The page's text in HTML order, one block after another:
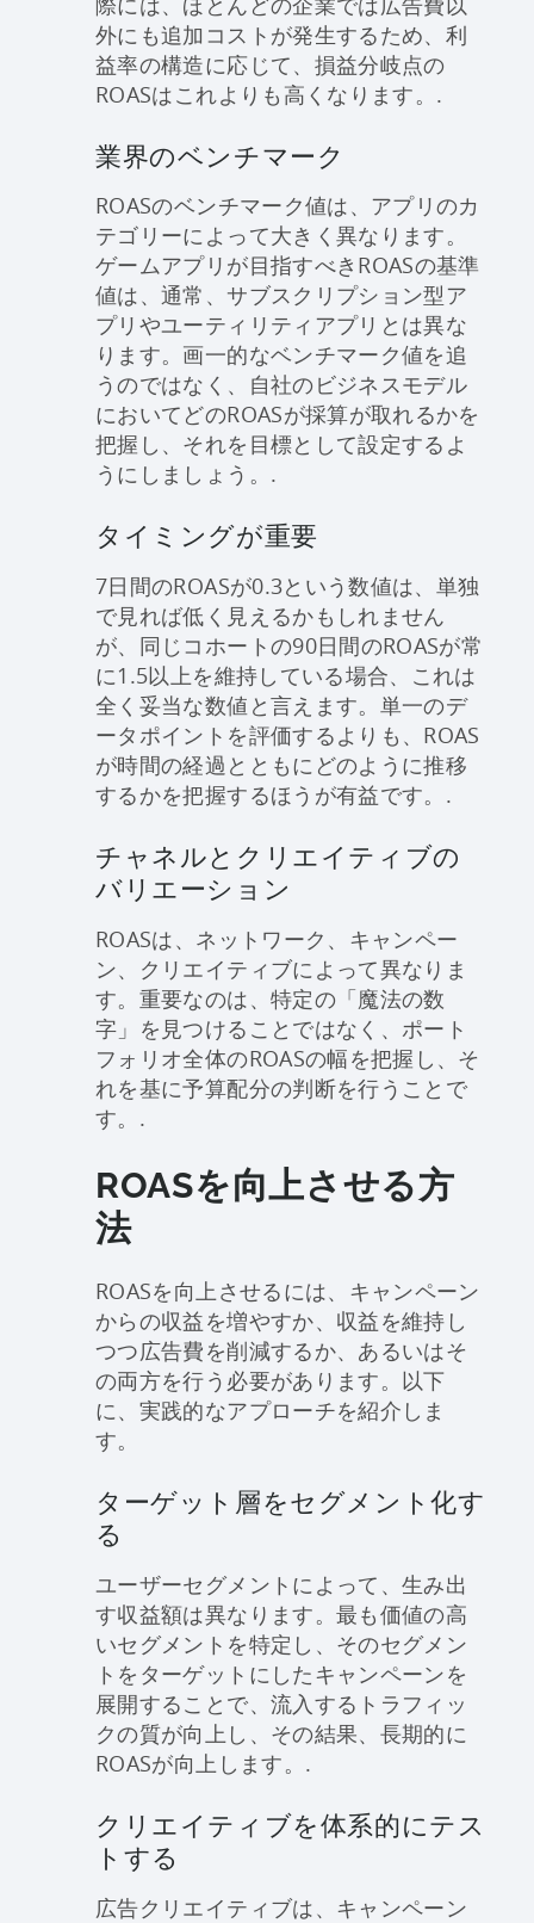
外にも追加コストが発生するため、利
益率の構造に応じて、損益分岐点の
ROASはこれよりも高くなります。.
業界のベンチマーク
ROASのベンチマーク値は、アプリのカ
テゴリーによって大きく異なります。
ゲームアプリが目指すべきROASの基準
値は、通常、サブスクリプション型ア
プリやユーティリティアプリとは異な
ります。画一的なベンチマーク値を追
うのではなく、自社のビジネスモデル
においてどのROASが採算が取れるかを
把握し、それを目標として設定するよ
うにしましょう。.
タイミングが重要
7日間のROASが0.3という数値は、単独
で見れば低く見えるかもしれません
が、同じコホートの90日間のROASが常
に1.5以上を維持している場合、これは
全く妥当な数値と言えます。単一のデ
ータポイントを評価するよりも、ROAS
が時間の経過とともにどのように推移
するかを把握するほうが有益です。.
チャネルとクリエイティブの
バリエーション
ROASは、ネットワーク、キャンペー
ン、クリエイティブによって異なりま
す。重要なのは、特定の「魔法の数
字」を見つけることではなく、ポート
フォリオ全体のROASの幅を把握し、そ
れを基に予算配分の判断を行うことで
す。.
ROASを向上させる方
法
ROASを向上させるには、キャンペーン
からの収益を増やすか、収益を維持し
つつ広告費を削減するか、あるいはそ
の両方を行う必要があります。以下
に、実践的なアプローチを紹介しま
す。
ターゲット層をセグメント化す
る
ユーザーセグメントによって、生み出
す収益額は異なります。最も価値の高
いセグメントを特定し、そのセグメン
トをターゲットにしたキャンペーンを
展開することで、流入するトラフィッ
クの質が向上し、その結果、長期的に
ROASが向上します。.
クリエイティブを体系的にテス
トする
広告クリエイティブは、キャンペーン